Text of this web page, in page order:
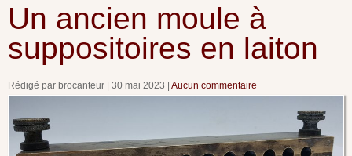
Un ancien moule à
suppositoires en laiton
Rédigé par brocanteur 30 mai 2023 Aucun commentaire